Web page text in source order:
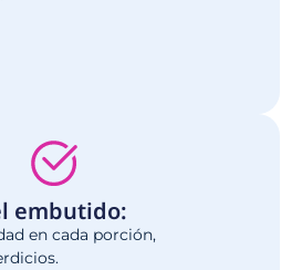
embutido:
en cada porción,